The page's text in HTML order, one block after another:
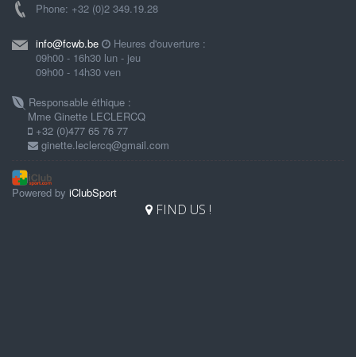
Phone: +32 (0)2 349.19.28
info@fcwb.be
Heures d'ouverture :
09h00 - 16h30 lun - jeu
09h00 - 14h30 ven
Responsable éthique :
Mme Ginette LECLERCQ
+32 (0)477 65 76 77
ginette.leclercq@gmail.com
Powered by iClubSport
FIND US !